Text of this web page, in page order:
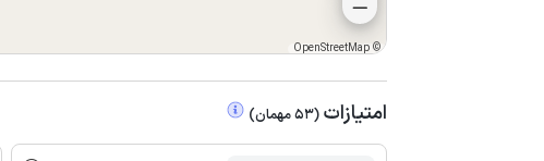
©
OpenStreetMap
امتیازات (
53مهمان)